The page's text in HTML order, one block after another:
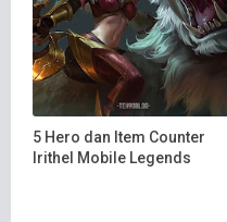
5 Hero dan Item Counter
Irithel Mobile Legends